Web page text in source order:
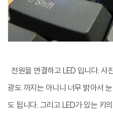
전원을 연결하고 LED 입니다. 사
광도 까지는 아니니 너무 밝아서
도 됩니다. 그리고 LED가 있는 키